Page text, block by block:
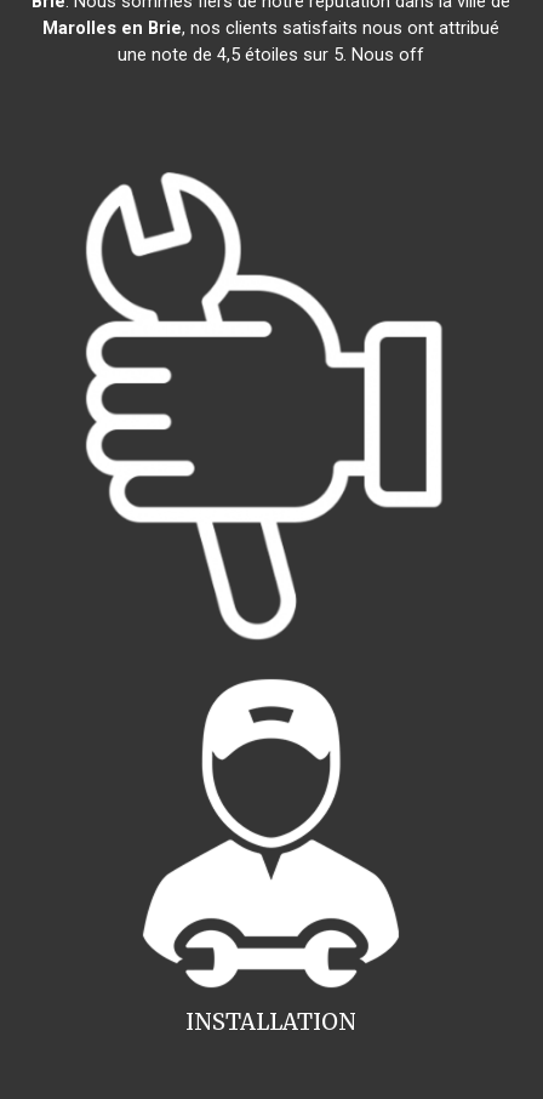
Marolles en Brie, nos clients satisfaits nous ont attribué
une note de 4,5 étoiles sur 5. Nous off
INSTALLATION